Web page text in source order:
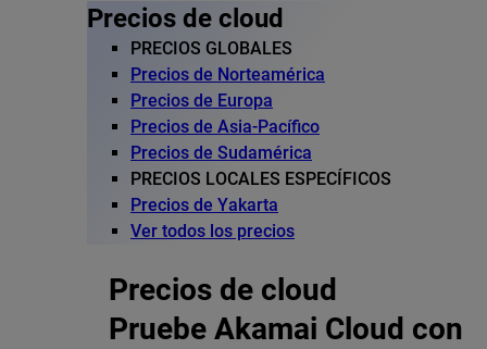
Precios de cloud
PRECIOS GLOBALES
Precios de Norteamérica
Precios de Europa
Precios de Asia-Pacífico
Precios de Sudamérica
PRECIOS LOCALES ESPECÍFICOS
Precios de Yakarta
Ver todos los precios
Precios de cloud
Pruebe Akamai Cloud con